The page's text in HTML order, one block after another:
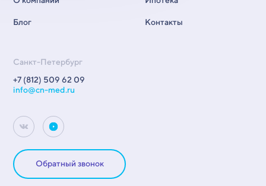
Блог Контакты
Санкт-Петербург
+7 (812) 509 62 09
info@cn-med.ru
Обратный звонок